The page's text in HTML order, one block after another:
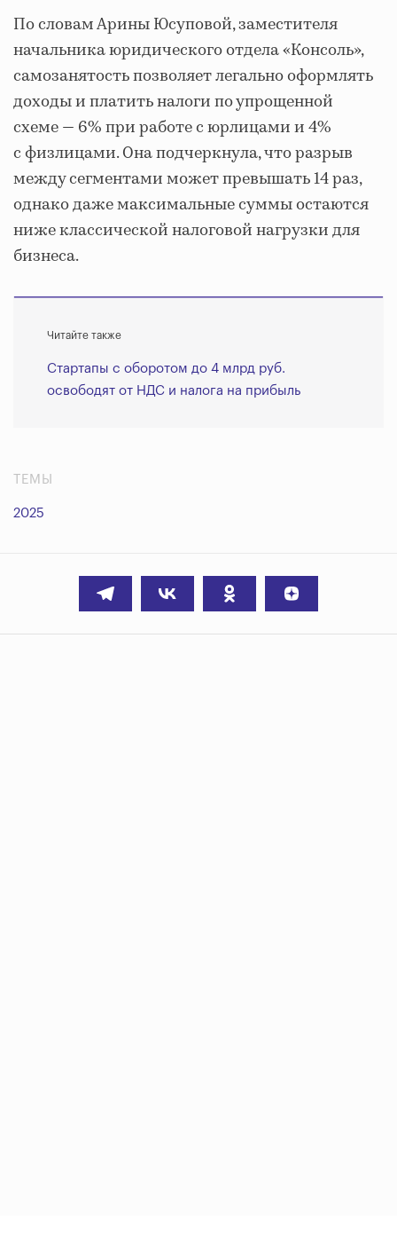
По словам Арины Юсуповой, заместителя
начальника юридического отдела «Консоль»,
самозанятость позволяет легально оформлять
доходы и платить налоги по упрощенной
схеме — 6% при работе с юрлицами и 4%
с физлицами. Она подчеркнула, что разрыв
между сегментами может превышать 14 раз,
однако даже максимальные суммы остаются
ниже классической налоговой нагрузки для
бизнеса.
Читайте также
Стартапы с оборотом до 4 млрд руб.
освободят от НДС и налога на прибыль
ТЕМЫ
2025